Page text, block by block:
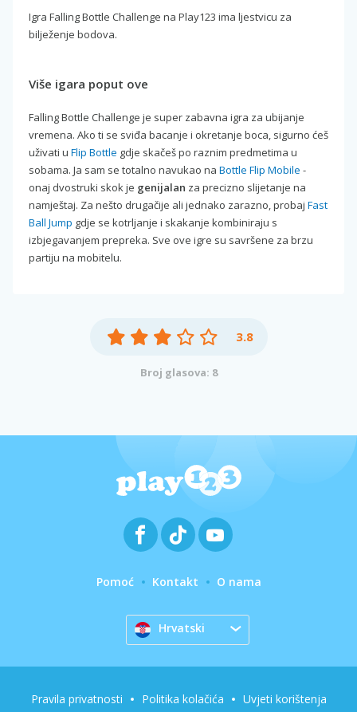
Igra Falling Bottle Challenge na Play123 ima ljestvicu za
bilježenje bodova.
Više igara poput ove
Falling Bottle Challenge je super zabavna igra za ubijanje
vremena. Ako ti se sviđa bacanje i okretanje boca, sigurno ćeš
uživati u Flip Bottle gdje skačeš po raznim predmetima u
sobama. Ja sam se totalno navukao na Bottle Flip Mobile -
onaj dvostruki skok je genijalan za precizno slijetanje na
namještaj. Za nešto drugačije ali jednako zarazno, probaj Fast
Ball Jump gdje se kotrljanje i skakanje kombiniraju s
izbjegavanjem prepreka. Sve ove igre su savršene za brzu
partiju na mobitelu.
3.8
Broj glasova: 8
Pomoć Kontakt O nama
Hrvatski
Pravila privatnosti Politika kolačića Uvjeti korištenja